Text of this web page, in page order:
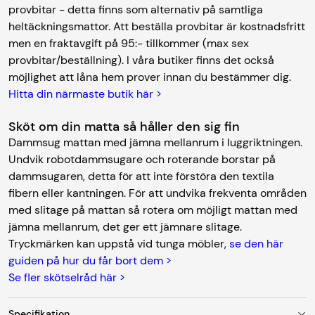
provbitar - detta finns som alternativ på samtliga
heltäckningsmattor. Att beställa provbitar är kostnadsfritt
men en fraktavgift på 95:- tillkommer (max sex
provbitar/beställning). I våra butiker finns det också
möjlighet att låna hem prover innan du bestämmer dig.
Hitta din närmaste butik här >
Sköt om din matta så håller den sig fin
Dammsug mattan med jämna mellanrum i luggriktningen.
Undvik robotdammsugare och roterande borstar på
dammsugaren, detta för att inte förstöra den textila
fibern eller kantningen. För att undvika frekventa områden
med slitage på mattan så rotera om möjligt mattan med
jämna mellanrum, det ger ett jämnare slitage.
Tryckmärken kan uppstå vid tunga möbler,se den här
guiden på hur du får bort dem >
Se fler skötselråd här >